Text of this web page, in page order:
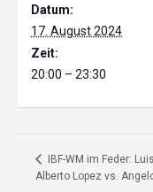
Datum:
17. August 2024
Zeit:
20:00 – 23:30
IBF-WM im Feder: Luis
Alberto Lopez vs.